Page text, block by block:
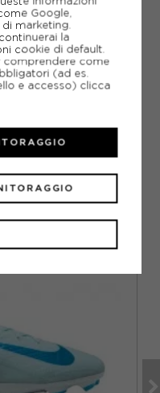
DA NOI
Google,
marketing.
la
cookie di default.
comprendere come
(ad es.
e accesso) clicca